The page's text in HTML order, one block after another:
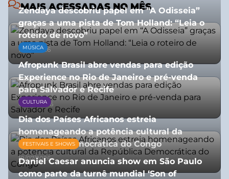
MAIS ACESSADAS NO MÊS
Zendaya descobriu papel em “A Odisseia”
graças a uma pista de Tom Holland: “Leia o
roteiro de novo”
10/07/2026
MÚSICA
Afropunk Brasil abre vendas para edição
Experience no Rio de Janeiro e pré-venda
para Salvador e Recife
03/08/2026
CULTURA
Dia dos Países Africanos estreia
homenageando a potência cultural da
República Democrática do Congo
10/07/2026
FESTIVAIS E SHOWS
Daniel Caesar anuncia show em São Paulo
como parte da turnê mundial ‘Son of